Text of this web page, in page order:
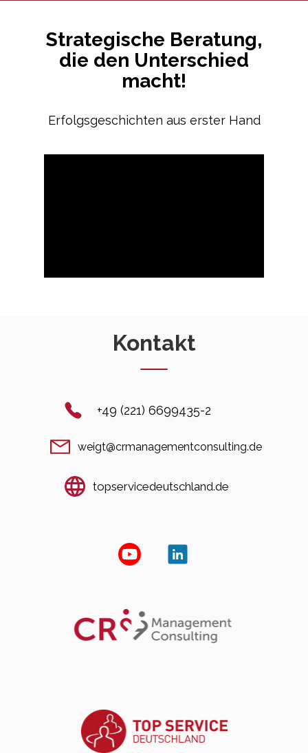
Strategische Beratung,
die den Unterschied
macht!
Erfolgsgeschichten aus erster Hand
Kontakt
+49 (221) 6699435-2
weigt@crmanagementconsulting.de
topservicedeutschland.de